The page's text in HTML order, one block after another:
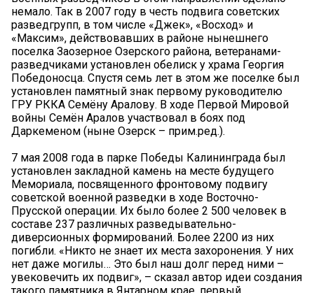
немало. Так в 2007 году в честь подвига советских
разведгрупп, в том числе «Джек», «Восход» и
«Максим», действовавших в районе нынешнего
поселка Заозерное Озерского района, ветеранами-
разведчиками установлен обелиск у храма Георгия
Победоносца. Спустя семь лет в этом же поселке был
установлен памятный знак первому руководителю
ГРУ РККА Семёну Аралову. В ходе Первой Мировой
войны Семён Аралов участвовал в боях под
Даркеменом (ныне Озерск – прим.ред.).
7 мая 2008 года в парке Победы Калининграда был
установлен закладной камень на месте будущего
Мемориала, посвященного фронтовому подвигу
советской военной разведки в ходе Восточно-
Прусской операции. Их было более 2 500 человек в
составе 237 различных разведывательно-
диверсионных формирований. Более 2200 из них
погибли. «Никто не знает их места захоронения. У них
нет даже могилы… Это был наш долг перед ними –
увековечить их подвиг», – сказал автор идеи создания